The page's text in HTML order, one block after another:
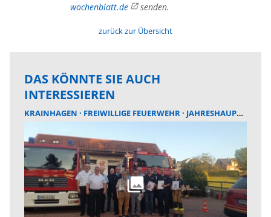
wochenblatt.de
senden.
zurück zur Übersicht
DAS KÖNNTE SIE AUCH
INTERESSIEREN
KRAINHAGEN FREIWILLIGE FEUERWEHR JAHRESHAUPTVERSAMMLUNG